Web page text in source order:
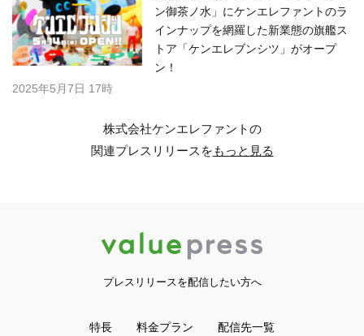
ン御茶ノ水」にケンエレファントのラ
インナップを網羅した新業態の旗艦ス
トア「ケンエレブンシツ」がオープ
ン！
2025年5月7日 17時
株式会社ケンエレファントの
関連プレスリリースをもっと見る
プレスリリースを配信したい方へ
特長 料金プラン 配信先一覧